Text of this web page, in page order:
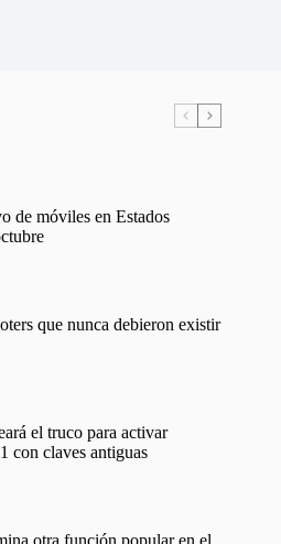
de móviles en Estados
que nunca debieron existir
el truco para activar
con claves antiguas